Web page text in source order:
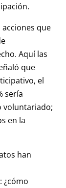
que
Aquí las
que
el
sería
voluntariado;
en la
han
¿cómo